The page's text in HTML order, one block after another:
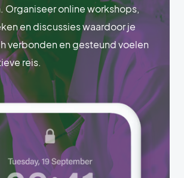
Organiseer online workshops,
en discussies waardoor je
verbonden en gesteund voelen
reis.